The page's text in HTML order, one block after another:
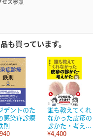
も買っています。
デントのた
感染症診療
則
誰も教えてくれ
なかった皮疹の
診かた・考え...
¥4,400